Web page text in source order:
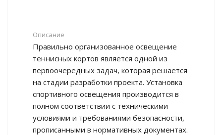
Описание
Правильно организованное освещение
теннисных кортов является одной из
первоочередных задач, которая решается
на стадии разработки проекта. Установка
спортивного освещения производится в
полном соответствии с техническими
условиями и требованиями безопасности,
прописанными в нормативных документах.